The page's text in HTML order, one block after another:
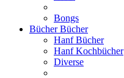
Bongs
BücherBücher
Hanf Bücher
Hanf Kochbücher
Diverse